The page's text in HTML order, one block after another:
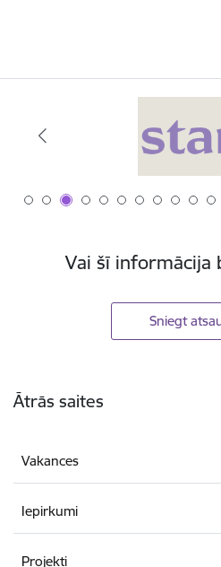
Vai šī informācija
Sniegt
Ātrās saites
Vakances
Iepirkumi
Projekti